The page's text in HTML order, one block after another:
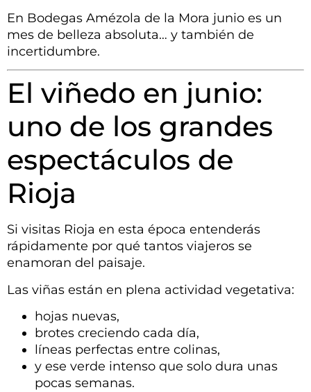
En Bodegas Amézola de la Mora junio es un
mes de belleza absoluta… y también de
incertidumbre.
El viñedo en junio:
uno de los grandes
espectáculos de
Rioja
Si visitas Rioja en esta época entenderás
rápidamente por qué tantos viajeros se
enamoran del paisaje.
Las viñas están en plena actividad vegetativa:
hojas nuevas,
brotes creciendo cada día,
líneas perfectas entre colinas,
y ese verde intenso que solo dura unas
pocas semanas.